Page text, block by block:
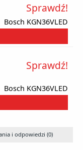
Bosch KGN36VLED
Sprawdź!
Bosch KGN36VLED
Sprawdź!
i odpowiedzi (0)